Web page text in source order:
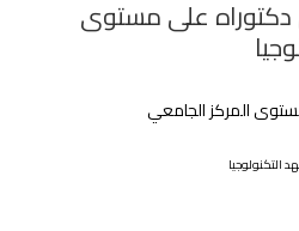
على مستوى
المركز الجامعي
التكنولوجيا